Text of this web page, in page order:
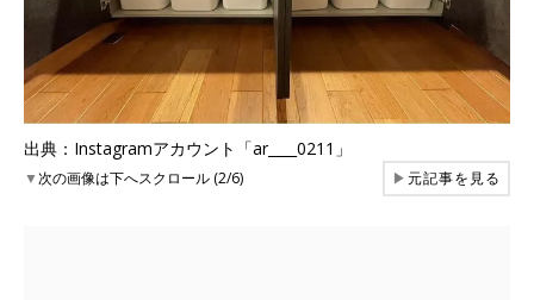
出典：Instagramアカウント「ar____0211」
▼次の画像は下へスクロール (2/6) ▶元記事を見る